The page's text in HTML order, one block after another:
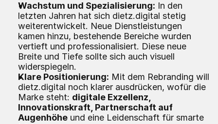
Wachstum und Spezialisierung: In den
letzten Jahren hat sich dietz.digital stetig
weiterentwickelt. Neue Dienstleistungen
kamen hinzu, bestehende Bereiche wurden
vertieft und professionalisiert. Diese neue
Breite und Tiefe sollte sich auch visuell
widerspiegeln.
Klare Positionierung: Mit dem Rebranding will
dietz.digital noch klarer ausdrücken, wofür die
Marke steht: digitale Exzellenz,
Innovationskraft, Partnerschaft auf
Augenhöhe und eine Leidenschaft für smarte